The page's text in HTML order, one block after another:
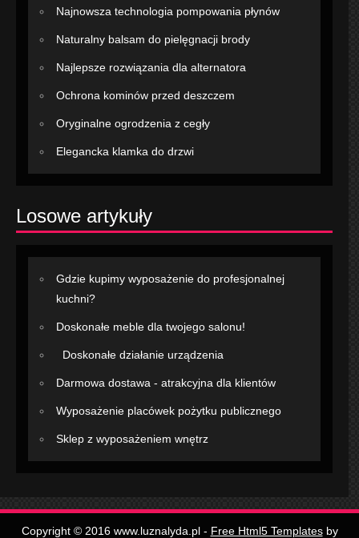
Najnowsza technologia pompowania płynów
Naturalny balsam do pielęgnacji brody
Najlepsze rozwiązania dla alternatora
Ochrona kominów przed deszczem
Oryginalne ogrodzenia z cegły
Elegancka klamka do drzwi
Losowe artykuły
Gdzie kupimy wyposażenie do profesjonalnej
kuchni?
Doskonałe meble dla twojego salonu!
Doskonałe działanie urządzenia
Darmowa dostawa - atrakcyjna dla klientów
Wyposażenie placówek pożytku publicznego
Sklep z wyposażeniem wnętrz
Copyright © 2016 www.luznalyda.pl - Free Html5 Templatesby